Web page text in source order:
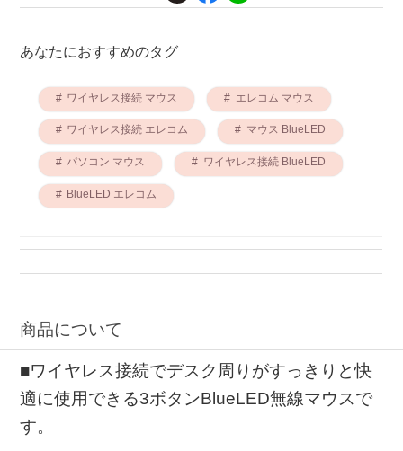
あなたにおすすめのタグ
ワイヤレス接続 マウス エレコム マウス
ワイヤレス接続 エレコム マウス BlueLED
パソコン マウス ワイヤレス接続 BlueLED
BlueLED エレコム
商品について
■ワイヤレス接続でデスク周りがすっきりと快
適に使用できる3ボタンBlueLED無線マウスで
す。